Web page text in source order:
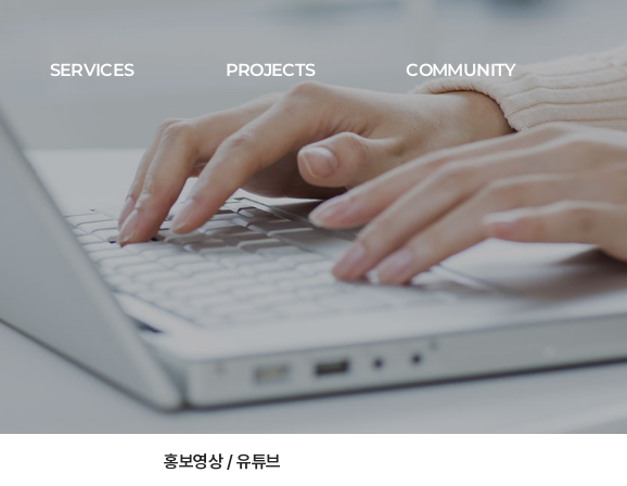
SERVICES PROJECTS COMMUNITY
홍보영상 / 유튜브